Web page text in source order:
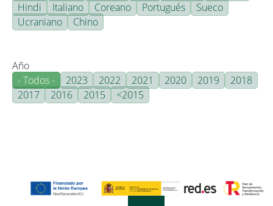
Hindi
Italiano Coreano Portugués
Sueco
Ucraniano
Chino
Año
- Todos -
2023 2022 2021 2020 2019
2018
2017
2016 2015 <2015